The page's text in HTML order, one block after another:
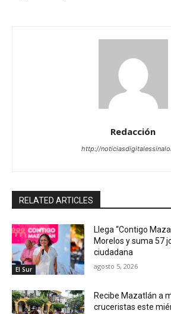
Redacción
http://
RELATED ARTICLES
El Sur
Llega “Contigo
Morelos y suma 57
ciudadana
agosto 5, 2026
Recibe Mazatlán a
cruceristas este